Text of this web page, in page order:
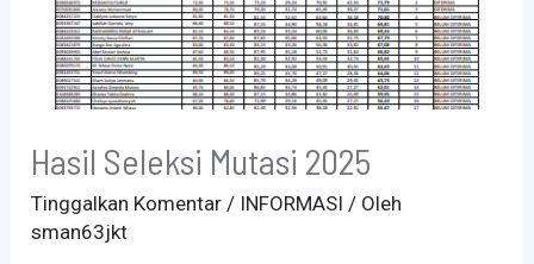
Hasil Seleksi Mutasi 2025
Tinggalkan Komentar / INFORMASI / Oleh
sman63jkt